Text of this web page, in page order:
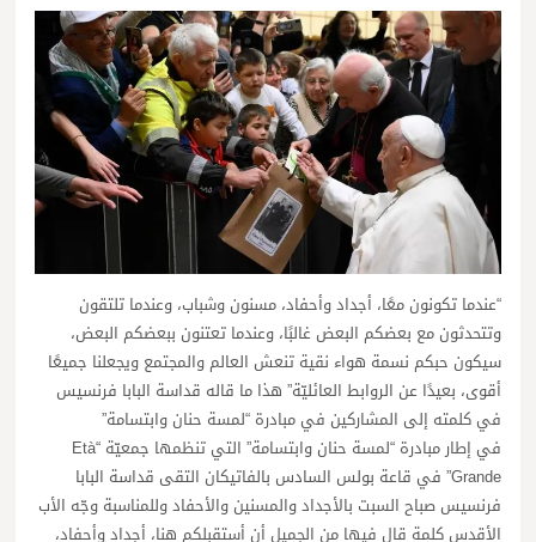
“عندما تكونون معًا، أجداد وأحفاد، مسنون وشباب، وعندما تلتقون
وتتحدثون مع بعضكم البعض غالبًا، وعندما تعتنون ببعضكم البعض،
سيكون حبكم نسمة هواء نقية تنعش العالم والمجتمع ويجعلنا جميعًا
أقوى، بعيدًا عن الروابط العائليّة” هذا ما قاله قداسة البابا فرنسيس
في كلمته إلى المشاركين في مبادرة “لمسة حنان وابتسامة”
في إطار مبادرة “لمسة حنان وابتسامة” التي تنظمها جمعيّة “Età
Grande” في قاعة بولس السادس بالفاتيكان التقى قداسة البابا
فرنسيس صباح السبت بالأجداد والمسنين والأحفاد وللمناسبة وجّه الأب
الأقدس كلمة قال فيها من الجميل أن أستقبلكم هنا، أجداد وأحفاد،